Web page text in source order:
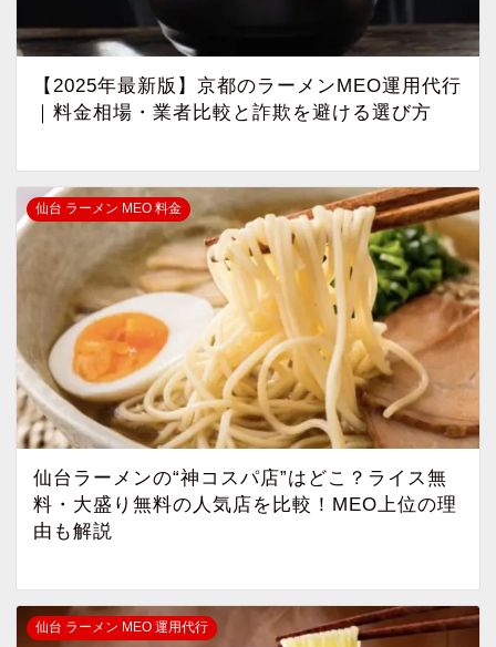
【2025年最新版】京都のラーメンMEO運用代行
｜料金相場・業者比較と詐欺を避ける選び方
仙台 ラーメン MEO 料金
仙台ラーメンの“神コスパ店”はどこ？ライス無
料・大盛り無料の人気店を比較！MEO上位の理
由も解説
仙台 ラーメン MEO 運用代行